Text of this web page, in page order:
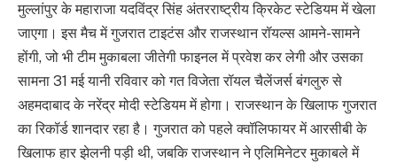
मुल्लांपुर के महाराजा यदविंद्र सिंह अंतरराष्ट्रीय क्रिकेट स्टेडियम में खेला
जाएगा। इस मैच में गुजरात टाइटंस और राजस्थान रॉयल्स आमने-सामने
होंगी, जो भी टीम मुकाबला जीतेगी फाइनल में प्रवेश कर लेगी और उसका
सामना 31 मई यानी रविवार को गत विजेता रॉयल चैलेंजर्स बंगलुरु से
अहमदाबाद के नरेंद्र मोदी स्टेडियम में होगा। राजस्थान के खिलाफ गुजरात
का रिकॉर्ड शानदार रहा है। गुजरात को पहले क्वॉलिफायर में आरसीबी के
खिलाफ हार झेलनी पड़ी थी, जबकि राजस्थान ने एलिमिनेटर मुकाबले में